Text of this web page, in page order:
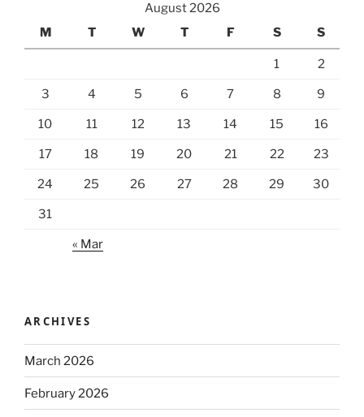
August 2026
M
T W T F S S
1 2
3 4 5 6 7 8 9
10 11 12 13 14 15 16
17 18 19 20 21 22 23
24 25 26 27 28 29 30
31
« Mar
ARCHIVES
March 2026
February 2026